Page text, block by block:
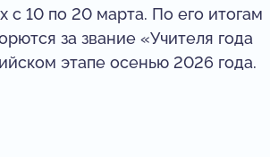
с 10 по 20 марта. По его итогам
за звание «Учителя года
этапе осенью 2026 года.